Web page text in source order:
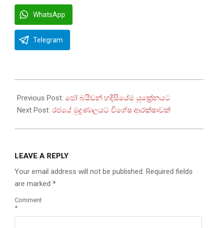
WhatsApp
Telegram
02-
20
Previous Post: ජෝ බයිඩන් හදිසියේම යුක්‍රේනයට
Next Post: රජයේ මුද්‍රණාලයට විශේෂ ආරක්ෂාවක්
LEAVE A REPLY
Your email address will not be published. Required fields
are marked *
Comment
*